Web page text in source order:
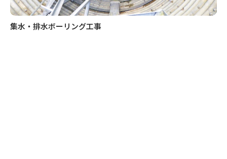
集水・排水ボーリング工事